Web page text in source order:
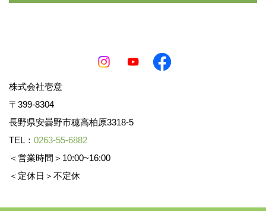
株式会社壱意
〒399-8304
長野県安曇野市穂高柏原3318-5
TEL： 0263-55-6882
＜営業時間＞10:00~16:00
＜定休日＞不定休